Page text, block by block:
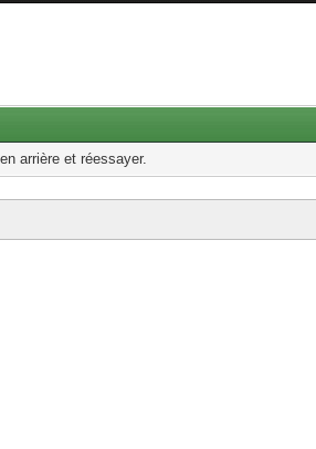
arrière et réessayer.